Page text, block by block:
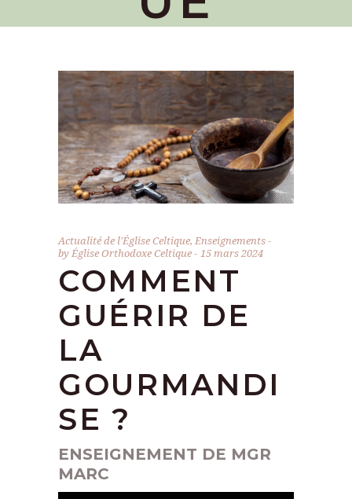
Actualité de l'Église Celtique, Enseignements
byÉglise Orthodoxe Celtique 15 mars 2024
COMMENT
GUÉRIR DE
LA
GOURMANDI
SE ?
ENSEIGNEMENT DE MGR
MARC